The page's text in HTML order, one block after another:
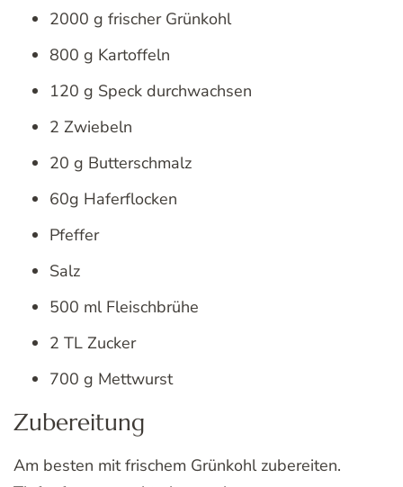
2000 g frischer Grünkohl
800 g Kartoffeln
120 g Speck durchwachsen
2 Zwiebeln
20 g Butterschmalz
60g Haferflocken
Pfeffer
Salz
500 ml Fleischbrühe
2 TL Zucker
700 g Mettwurst
Zubereitung
Am besten mit frischem Grünkohl zubereiten.